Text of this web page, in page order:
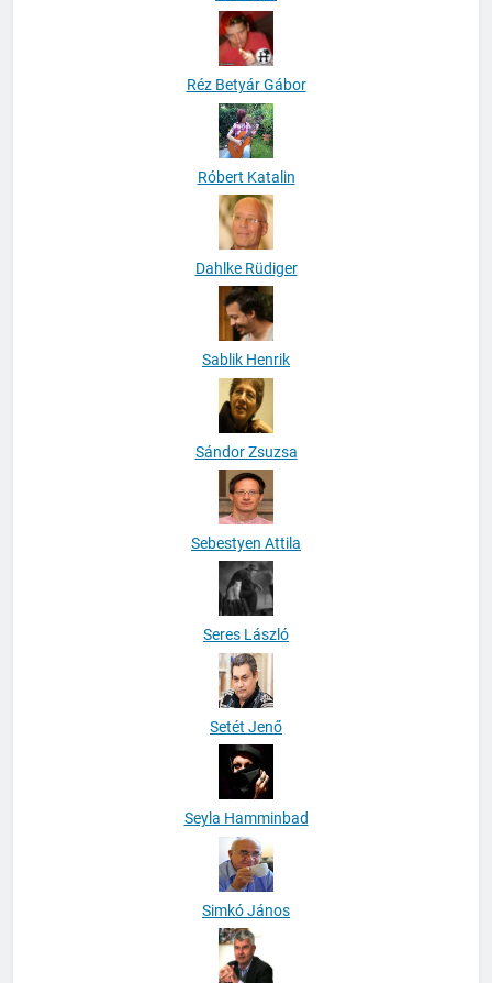
Réz Betyár Gábor
Róbert Katalin
Dahlke Rüdiger
Sablik Henrik
Sándor Zsuzsa
Sebestyen Attila
Seres László
Setét Jenő
Seyla Hamminbad
Simkó János